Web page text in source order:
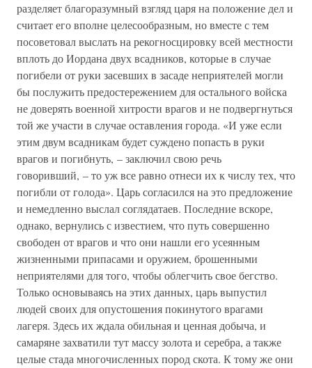
разделяет благоразумный взгляд царя на положение дел и
считает его вполне целесообразным, но вместе с тем
посоветовал выслать на рекогносцировку всей местности
вплоть до Иордана двух всадников, которые в случае
погибели от руки засевших в засаде неприятелей могли
бы послужить предостережением для остального войска
не доверять военной хитрости врагов и не подвергнуться
той же участи в случае оставления города. «И уже если
этим двум всадникам будет суждено попасть в руки
врагов и погибнуть, – заключил свою речь
говоривший, – то уж все равно отнеси их к числу тех, что
погибли от голода». Царь согласился на это предложение
и немедленно выслал соглядатаев. Последние вскоре,
однако, вернулись с известием, что путь совершенно
свободен от врагов и что они нашли его усеянным
жизненными припасами и оружием, брошенными
неприятелями для того, чтобы облегчить свое бегство.
Только основываясь на этих данных, царь выпустил
людей своих для опустошения покинутого врагами
лагеря. Здесь их ждала обильная и ценная добыча, и
самаряне захватили тут массу золота и серебра, а также
целые стада многочисленных пород скота. К тому же они